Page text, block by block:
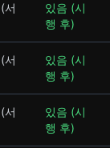
서
있음 (시
행 후)
서
있음 (시
행 후)
서
있음 (시
행 후)